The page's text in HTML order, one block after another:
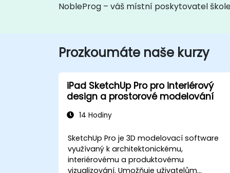
NobleProg – váš místní poskytovatel
Prozkoumáte naše kurzy
iPad SketchUp Pro pro interiérový
design a prostorové modelování
14 Hodiny
SketchUp Pro je 3D modelovací software
využívaný k architektonickému,
interiérovému a produktovému
vizualizování. Umožňuje uživatelům